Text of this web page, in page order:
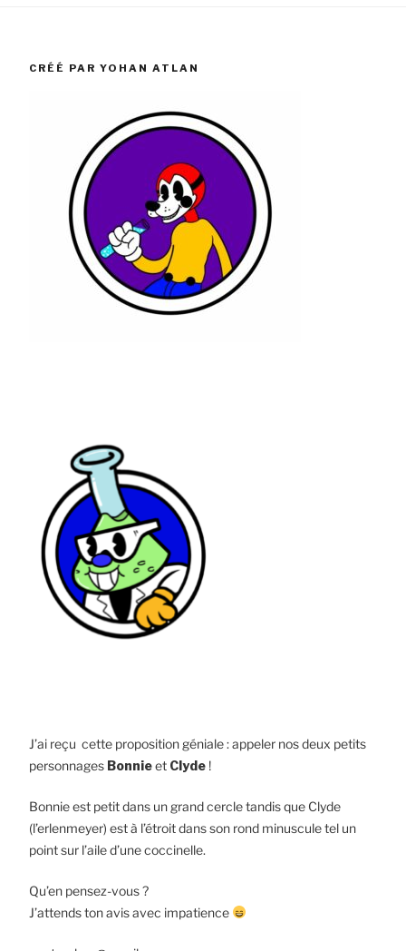
CRÉÉ PAR YOHAN ATLAN
J’ai reçu cette proposition géniale : appeler nos deux petits
personnages Bonnieet Clyde !
Bonnie est petit dans un grand cercle tandis que Clyde
(l’erlenmeyer) est à l’étroit dans son rond minuscule tel un
point sur l’aile d’une coccinelle.
Qu’en pensez-vous ?
J’attends ton avis avec impatience